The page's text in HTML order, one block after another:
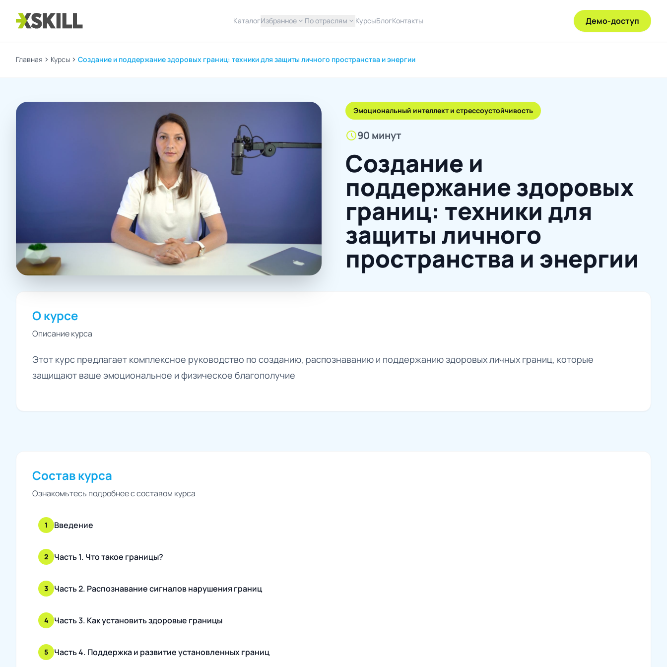
КаталогИзбранное expand_more По отраслям expand_more КурсыБлогКонтакты Демо-доступ
Главная chevron_right Курсы chevron_right Создание и поддержание здоровых границ: техники для защиты личного пространства и энергии
Эмоциональный интеллект и стрессоустойчивость
schedule90 минут
Создание и
поддержание здоровых
границ: техники для
защиты личного
пространства и энергии
О курсе
Описание курса
Этот курс предлагает комплексное руководство по созданию, распознаванию и поддержанию здоровых личных границ, которые
защищают ваше эмоциональное и физическое благополучие
Состав курса
Ознакомьтесь подробнее с составом курса
1 Введение
2 Часть 1. Что такое границы?
3 Часть 2. Распознавание сигналов нарушения границ
4 Часть 3. Как установить здоровые границы
5 Часть 4. Поддержка и развитие установленных границ